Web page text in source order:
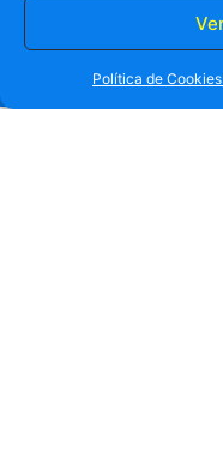
Política de Cookies
WHATSAPP